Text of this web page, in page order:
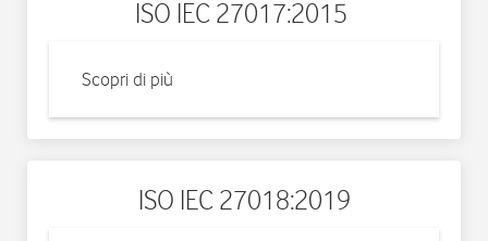
ISO IEC 27017:2015
Scopri di più
ISO IEC 27018:2019